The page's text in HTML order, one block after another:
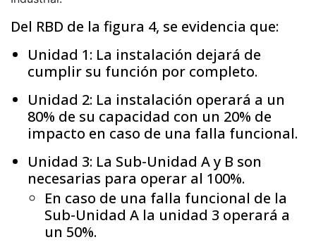
Del RBD de la figura 4, se evidencia que:
Unidad 1: La instalación dejará de
cumplir su función por completo.
Unidad 2: La instalación operará a un
80% de su capacidad con un 20% de
impacto en caso de una falla funcional.
Unidad 3: La Sub-Unidad A y B son
necesarias para operar al 100%.
En caso de una falla funcional de la
Sub-Unidad A la unidad 3 operará a
un 50%.